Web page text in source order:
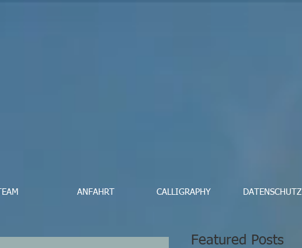
TEAM ANFAHRT CALLIGRAPHY DATENSCHUTZ
Featured Posts